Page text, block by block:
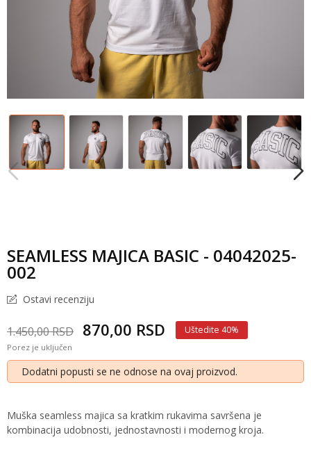
SEAMLESS MAJICA BASIC - 04042025-
002
Ostavi recenziju
1.450,00 RSD 870,00 RSD Uštedite 40%
Porez je uključen
Dodatni popusti se ne odnose na ovaj proizvod.
Muška seamless majica sa kratkim rukavima savršena je
kombinacija udobnosti, jednostavnosti i modernog kroja.